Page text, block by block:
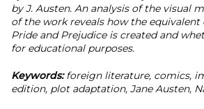
by J. Austen. An analysis of the visual
of the work reveals how the equivalent
Pride and Prejudice is created and
for educational purposes.
Keywords:foreign literature, comics,
edition, plot adaptation, Jane Austen,